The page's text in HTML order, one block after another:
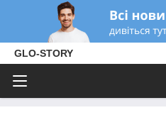
GLO-STORY